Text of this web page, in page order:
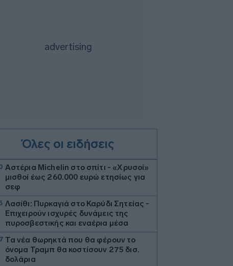
Όλες οι ειδήσεις
Αστέρια Michelin στο σπίτι - «Χρυσοί»
μισθοί έως 260.000 ευρώ ετησίως για
σεφ
Λασίθι: Πυρκαγιά στο Καρύδι Σητείας -
Επιχειρούν ισχυρές δυνάμεις της
πυροσβεστικής και εναέρια μέσα
Τα νέα θωρηκτά που θα φέρουν το
όνομα Τραμπ θα κοστίσουν 275 δισ.
δολάρια